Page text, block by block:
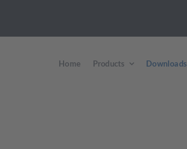
Home Products Downloads